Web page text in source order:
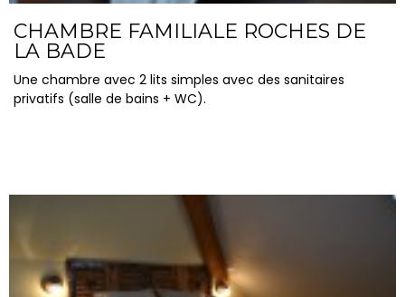
CHAMBRE FAMILIALE ROCHES DE
LA BADE
Une chambre avec 2 lits simples avec des sanitaires
privatifs (salle de bains + WC).